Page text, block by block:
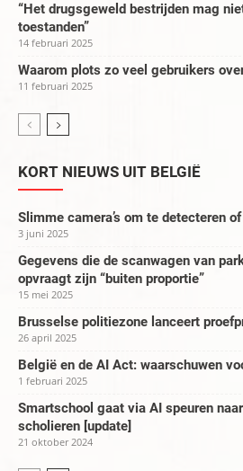
“Het drugsgeweld bestrijden mag
toestanden”
14 februari 2025
Waarom plots zo veel gebruikers
11 februari 2025
KORT NIEUWS UIT BELGIË
Slimme camera’s om te detecteren
3 juni 2025
Gegevens die de scanwagen van
opvraagt zijn “buiten proportie”
15 mei 2025
Brusselse politiezone lanceert
26 april 2025
België en de AI Act: waarschuwen
1 februari 2025
Smartschool gaat via AI speuren
scholieren [update]
21 oktober 2024